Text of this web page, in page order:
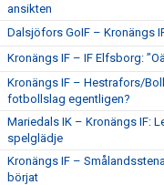
ansikten
Dalsjöfors GoIF – Kronängs
Kronängs IF – IF Elfsborg:
Kronängs IF – Hestrafors/
fotbollslag egentligen?
Mariedals IK – Kronängs IF:
spelglädje
Kronängs IF –
börjat